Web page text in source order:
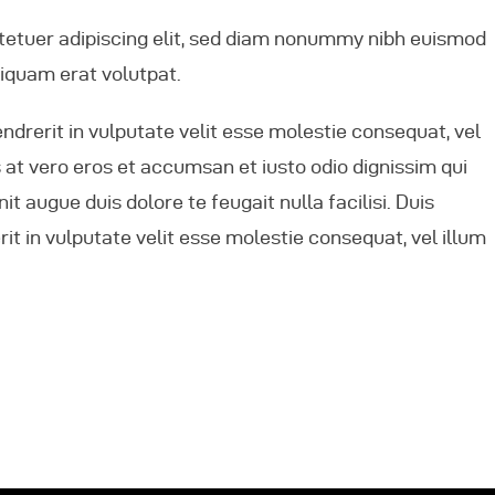
adipiscing elit, sed diam nonummy nibh euismod
erat volutpat.
in vulputate velit esse molestie consequat, vel
vero eros et accumsan et iusto odio dignissim qui
augue duis dolore te feugait nulla facilisi. Duis
in vulputate velit esse molestie consequat, vel illum